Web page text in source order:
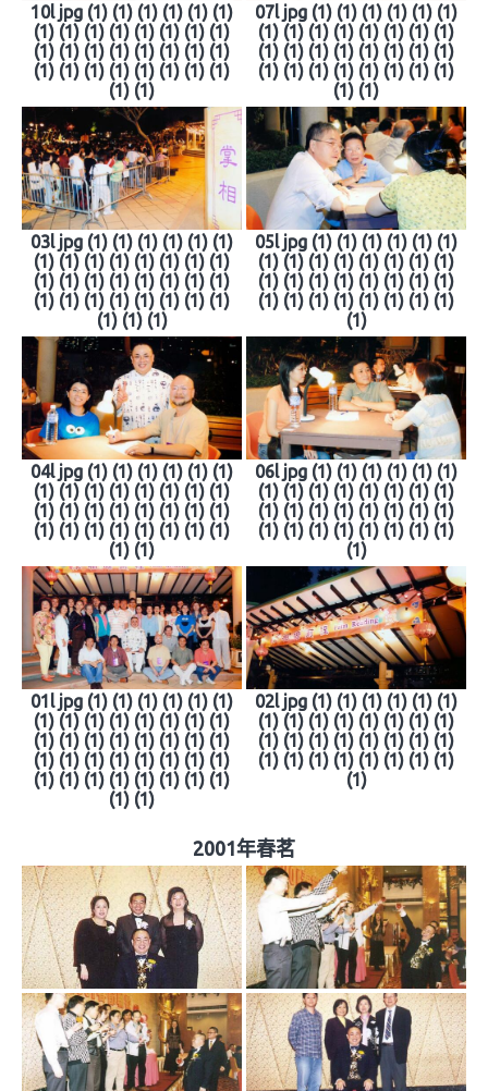
10l jpg (1) (1) (1) (1) (1) (1)
(1) (1) (1) (1) (1) (1) (1) (1)
(1) (1) (1) (1) (1) (1) (1) (1)
(1) (1) (1) (1) (1) (1) (1) (1)
(1) (1)
07l jpg (1) (1) (1) (1) (1) (1)
(1) (1) (1) (1) (1) (1) (1) (1)
(1) (1) (1) (1) (1) (1) (1) (1)
(1) (1) (1) (1) (1) (1) (1) (1)
(1) (1)
03l jpg (1) (1) (1) (1) (1) (1)
(1) (1) (1) (1) (1) (1) (1) (1)
(1) (1) (1) (1) (1) (1) (1) (1)
(1) (1) (1) (1) (1) (1) (1) (1)
(1) (1) (1)
05l jpg (1) (1) (1) (1) (1) (1)
(1) (1) (1) (1) (1) (1) (1) (1)
(1) (1) (1) (1) (1) (1) (1) (1)
(1) (1) (1) (1) (1) (1) (1) (1)
(1)
04l jpg (1) (1) (1) (1) (1) (1)
(1) (1) (1) (1) (1) (1) (1) (1)
(1) (1) (1) (1) (1) (1) (1) (1)
(1) (1) (1) (1) (1) (1) (1) (1)
(1) (1)
06l jpg (1) (1) (1) (1) (1) (1)
(1) (1) (1) (1) (1) (1) (1) (1)
(1) (1) (1) (1) (1) (1) (1) (1)
(1) (1) (1) (1) (1) (1) (1) (1)
(1)
01l jpg (1) (1) (1) (1) (1) (1)
(1) (1) (1) (1) (1) (1) (1) (1)
(1) (1) (1) (1) (1) (1) (1) (1)
(1) (1) (1) (1) (1) (1) (1) (1)
(1) (1) (1) (1) (1) (1) (1) (1)
(1) (1)
02l jpg (1) (1) (1) (1) (1) (1)
(1) (1) (1) (1) (1) (1) (1) (1)
(1) (1) (1) (1) (1) (1) (1) (1)
(1) (1) (1) (1) (1) (1) (1) (1)
(1)
2001年春茗